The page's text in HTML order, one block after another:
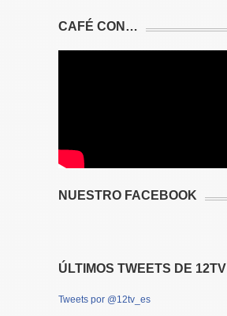
CAFÉ CON…
NUESTRO FACEBOOK
ÚLTIMOS TWEETS DE 12TV
Tweets por @12tv_es